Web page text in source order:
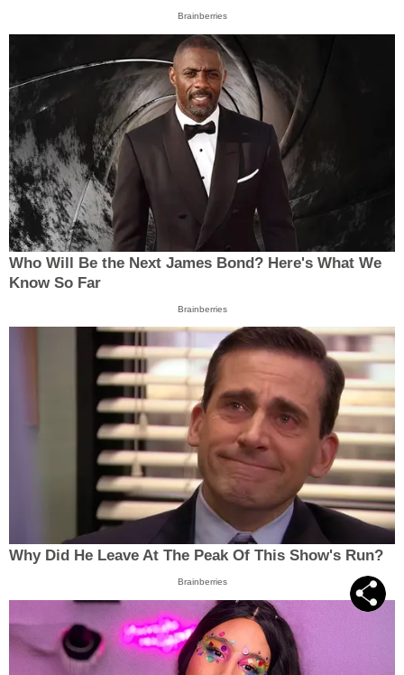
Brainberries
Who Will Be the Next James Bond? Here's What We
Know So Far
Brainberries
Why Did He Leave At The Peak Of This Show's Run?
Brainberries